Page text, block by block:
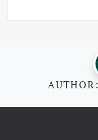
AUTHOR: